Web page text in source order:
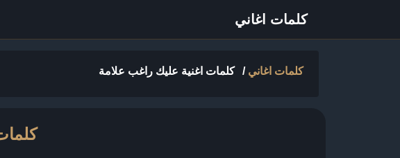
كلمات اغاني
كلمات اغاني/ كلمات اغنية عليك راغب علامة